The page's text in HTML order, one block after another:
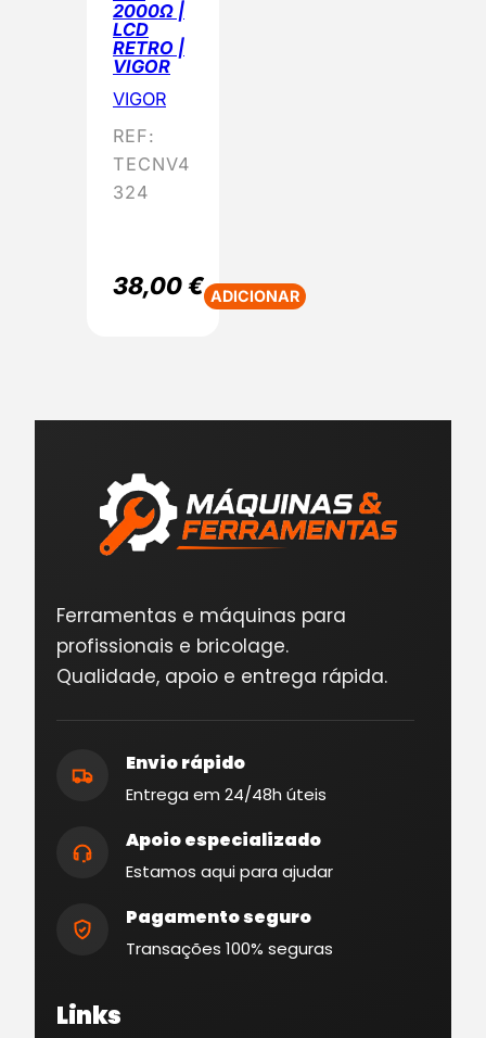
2000Ω |
LCD
RETRO |
VIGOR
VIGOR
REF:
TECNV4
324
38,00€ ADICIONAR
Ferramentas e máquinas para
profissionais e bricolage.
Qualidade, apoio e entrega rápida.
Envio rápido
Entrega em 24/48h úteis
Apoio especializado
Estamos aqui para ajudar
Pagamento seguro
Transações 100% seguras
Links